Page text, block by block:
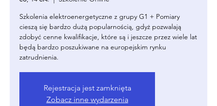
Szkolenia elektroenergetyczne z grupy G1 + Pomiary
cieszą się bardzo dużą popularnością, gdyż pozwalają
zdobyć cenne kwalifikacje, które są i jeszcze przez wiele lat
będą bardzo poszukiwane na europejskim rynku
zatrudnienia.
Rejestracja jest zamknięta
Zobacz inne wydarzenia